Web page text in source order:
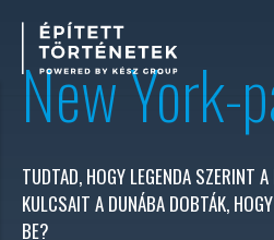
tartalomra
New York-
TUDTAD, HOGY LEGENDA SZERINT
KULCSAIT A DUNÁBA DOBTÁK,
BE?